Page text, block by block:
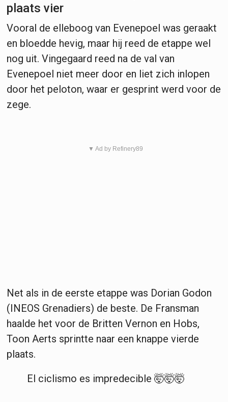
plaats vier
Vooral de elleboog van Evenepoel was geraakt
en bloedde hevig, maar hij reed de etappe wel
nog uit. Vingegaard reed na de val van
Evenepoel niet meer door en liet zich inlopen
door het peloton, waar er gesprint werd voor de
zege.
▼ Ad by Refinery89
Net als in de eerste etappe was Dorian Godon
(INEOS Grenadiers) de beste. De Fransman
haalde het voor de Britten Vernon en Hobs,
Toon Aerts sprintte naar een knappe vierde
plaats.
El ciclismo es impredecible 🤯🤯🤯